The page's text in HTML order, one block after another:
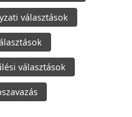
választások
választások